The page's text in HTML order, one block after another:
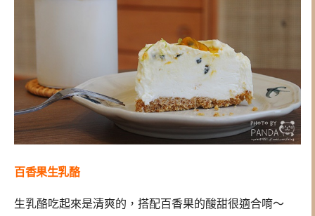
百香果生乳酪
生乳酪吃起來是清爽的，搭配百香果的酸甜很適合唷～